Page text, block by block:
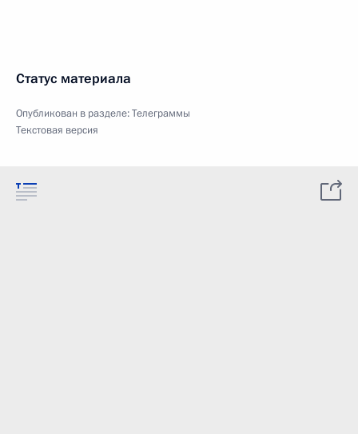
Статус материала
Опубликован в разделе:Телеграммы
Текстовая версия